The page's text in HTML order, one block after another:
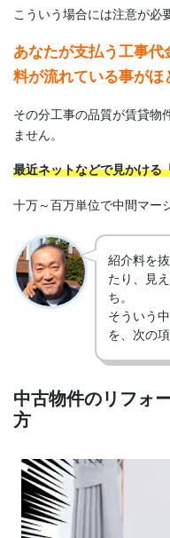
こういう場合には注意が必
あなたが支払う工事
料が流れている事がほ
その分工事の品質が賃貸物
ません。
最近ネットなどで見かける
十万～百万単位で中間マー
紹介料を
たり、見
ち。
そういう
を、次の
中古物件のリフォ
方